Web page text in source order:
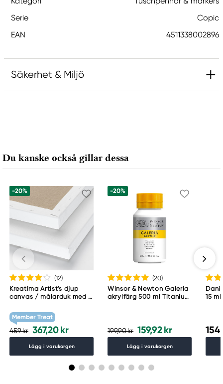
Serie
Copic
EAN
4511338002896
Säkerhet & Miljö
65205 Wiesbaden, Germany
export@holtz-gmbh.de
Tillverkare
Copic
Too Marker Products Inc.
Meguro Higashiyama Bldg., 1-4-4 Higashiyama,
Meguro-ku
Tokyo 153-0043 Japan
www.toomarker.co.jp
Du kanske också gillar dessa
-20%
(12)
Kreatima Artist's djup
canvas / målarduk med 4
g/m²
Member Treat
459 kr 367,20 kr
Lägg i varukorgen
-20%
(20)
Winsor & Newton Galeria
akrylfärg 500 ml Titanium
199,90 kr 159,92 kr
Lägg i varukorgen
15